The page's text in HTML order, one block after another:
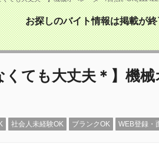
お探しのバイト情報は掲載が
くても大丈夫＊】機
社会人未経験OK ブランクOK WEB登録・